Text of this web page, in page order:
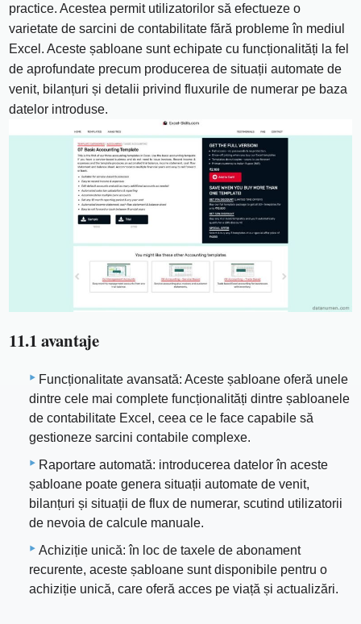
practice. Acestea permit utilizatorilor să efectueze o
varietate de sarcini de contabilitate fără probleme în mediul
Excel. Aceste șabloane sunt echipate cu funcționalități la fel
de aprofundate precum producerea de situații automate de
venit, bilanțuri și detalii privind fluxurile de numerar pe baza
datelor introduse.
11.1 avantaje
Funcționalitate avansată: Aceste șabloane oferă unele
dintre cele mai complete funcționalități dintre șabloanele
de contabilitate Excel, ceea ce le face capabile să
gestioneze sarcini contabile complexe.
Raportare automată: introducerea datelor în aceste
șabloane poate genera situații automate de venit,
bilanțuri și situații de flux de numerar, scutind utilizatorii
de nevoia de calcule manuale.
Achiziție unică: în loc de taxele de abonament
recurente, aceste șabloane sunt disponibile pentru o
achiziție unică, care oferă acces pe viață și actualizări.